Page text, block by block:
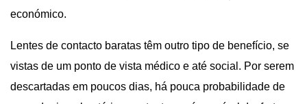
económico.
Lentes de contacto baratas têm outro tipo de benefício, se
vistas de um ponto de vista médico e até social. Por serem
descartadas em poucos dias, há pouca probabilidade de